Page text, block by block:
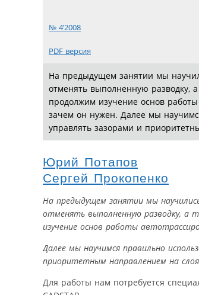
№ 4’2008
PDF версия
На предыдущем занятии мы
отменять выполненную разводку,
продолжим изучение основ
зачем он нужен. Далее мы
управлять зазорами и
Юрий Потапов
Сергей Прокопенко
На предыдущем занятии мы
отменять выполненную разводку, а
изучение основ работы
Далее мы научимся правильно
приоритетным направлением на
Для работы нам потребуется